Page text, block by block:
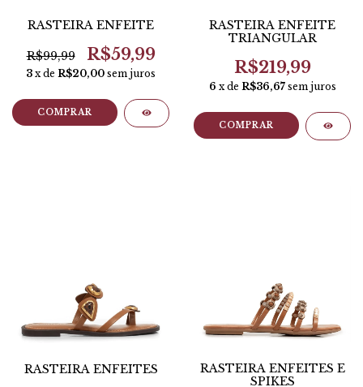
RASTEIRA ENFEITE
R$99,99 R$59,99
3 x de R$20,00 sem juros
COMPRAR
RASTEIRA ENFEITE
TRIANGULAR
R$219,99
6 x de R$36,67 sem juros
COMPRAR
RASTEIRA ENFEITES
RASTEIRA ENFEITES E
SPIKES